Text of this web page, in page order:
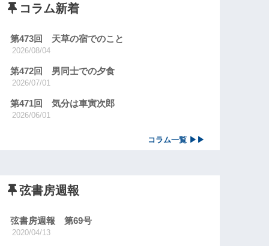
コラム新着
第473回 天草の宿でのこと
2026/08/04
第472回 男同士での夕食
2026/07/01
第471回 気分は車寅次郎
2026/06/01
コラム一覧 ▶▶
弦書房週報
弦書房週報 第69号
2020/04/13